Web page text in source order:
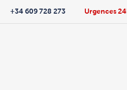
Urgences
+34 609 728 273